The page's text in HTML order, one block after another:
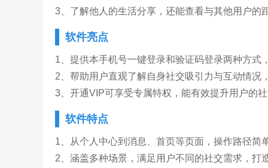
3、了解他人的生活分享，还能查看与其他用户的
软件亮点
1、提供本手机号一键登录和验证码登录两种方式
2、帮助用户直观了解自身社交吸引力与互动情
3、开通VIP可享受专属特权，能有效提升用户的
软件特点
1、从个人中心到消息、首页等页面，操作路径简
2、涵盖多种场景，满足用户不同的社交需求，打